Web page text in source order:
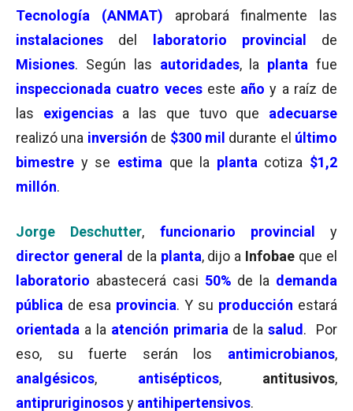
Tecnología (ANMAT) aprobará finalmente las
instalaciones
del laboratorio provincial
de
Misiones. Según las autoridades, la planta fue
inspeccionada cuatro veces este año y a raíz de
las exigencias a las que tuvo que adecuarse
realizó una inversión de $300 mil durante el último
bimestre y se estima que la planta cotiza $1,2
millón.
Jorge Deschutter, funcionario provincial
y
director general de la planta, dijo a Infobae que el
laboratorio abastecerá casi 50% de la demanda
pública de esa provincia. Y su producción estará
orientada a la atención primaria de lasalud . Por
eso, su fuerte serán los antimicrobianos,
analgésicos, antisépticos, antitusivos,
antipruriginososy antihipertensivos.